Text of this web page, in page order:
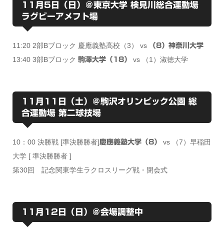
11月5日（日）＠東京大学 検見川総合運動場
ラグビーアメフト場
11:20 2部Bブロック 慶應義塾高校（3） vs （8）神奈川大学
13:40 3部Bブロック 駒澤大学（18） vs （1）淑徳大学
11月11日（土）＠駒沢オリンピック公園 総
合運動場 第二球技場
10：00 決勝戦 [準決勝勝者]慶應義塾大学（8）
vs （7）早稲田
大学 [ 準決勝勝者 ]
第30回 記念関東学生ラクロスリーグ戦・閉会式
11月12日（日）＠会場調整中